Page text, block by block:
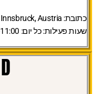
כתובת:
שעות פעילות:כל יום: 11:00–20:00